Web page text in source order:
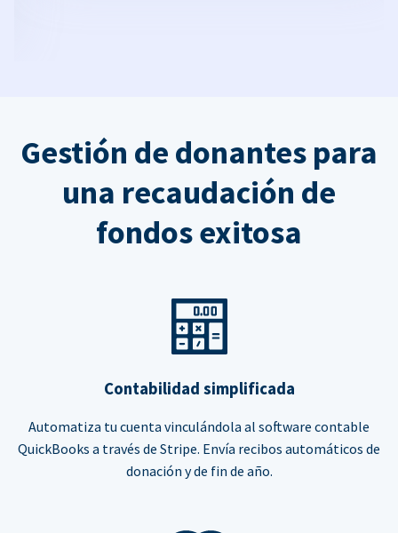
Gestión de donantes para
una recaudación de
fondos exitosa
Contabilidad simplificada
Automatiza tu cuenta vinculándola al software contable
QuickBooks a través de Stripe. Envía recibos automáticos de
donación y de fin de año.